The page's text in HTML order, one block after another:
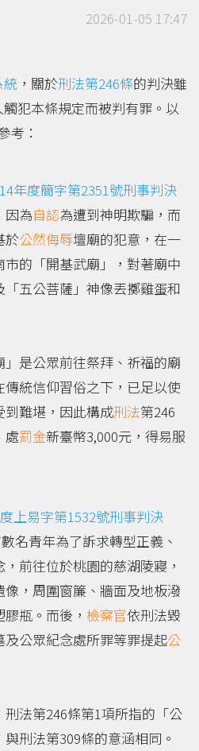
2026-01-05 17:47
統 ，關於刑法第246條的判決雖
犯本條規定而被判有罪。以
考：
年度簡字第2351號刑事判決
因為自認為遭到神明欺騙，而
於公然侮辱壇廟的犯意，在一
市的「開基武廟」，對著廟中
五公菩薩」神像丟擲雞蛋和
是公眾前往祭拜、祈福的廟
統信仰習俗之下，已足以使
難堪，因此構成刑法第246
處罰金新臺幣3,000元，得易服
上易字第1532號刑事判決
名青年為了訴求轉型正義、
前往位於桃園的慈湖陵寢，
，周圍窗簾、牆面及地板潑
瓶。而後， 檢察官依刑法毀
公眾紀念處所罪等罪提起公
法第246條第1項所指的「公
刑法第309條的意涵相同。